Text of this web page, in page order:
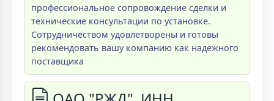
профессиональное сопровождение сделки и
технические консультации по установке.
Сотрудничеством удовлетворены и готовы
рекомендовать вашу компанию как надежного
поставщика